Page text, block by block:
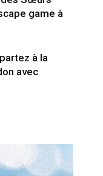
game à
à la
avec